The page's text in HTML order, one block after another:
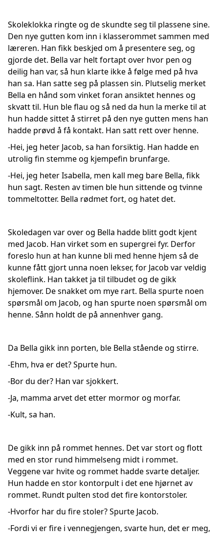
Skoleklokka ringte og de skundte seg til plassene sine.
Den nye gutten kom inn i klasserommet sammen med
læreren. Han fikk beskjed om å presentere seg, og
gjorde det. Bella var helt fortapt over hvor pen og
deilig han var, så hun klarte ikke å følge med på hva
han sa. Han satte seg på plassen sin. Plutselig merket
Bella en hånd som vinket foran ansiktet hennes og
skvatt til. Hun ble flau og så ned da hun la merke til at
hun hadde sittet å stirret på den nye gutten mens han
hadde prøvd å få kontakt. Han satt rett over henne.
-Hei, jeg heter Jacob, sa han forsiktig. Han hadde en
utrolig fin stemme og kjempefin brunfarge.
-Hei, jeg heter Isabella, men kall meg bare Bella, fikk
hun sagt. Resten av timen ble hun sittende og tvinne
tommeltotter. Bella rødmet fort, og hatet det.
Skoledagen var over og Bella hadde blitt godt kjent
med Jacob. Han virket som en supergrei fyr. Derfor
foreslo hun at han kunne bli med henne hjem så de
kunne fått gjort unna noen lekser, for Jacob var veldig
skoleflink. Han takket ja til tilbudet og de gikk
hjemover. De snakket om mye rart. Bella spurte noen
spørsmål om Jacob, og han spurte noen spørsmål om
henne. Sånn holdt de på annenhver gang.
Da Bella gikk inn porten, ble Bella stående og stirre.
-Ehm, hva er det? Spurte hun.
-Bor du der? Han var sjokkert.
-Ja, mamma arvet det etter mormor og morfar.
-Kult, sa han.
De gikk inn på rommet hennes. Det var stort og flott
med en stor rund himmelseng midt i rommet.
Veggene var hvite og rommet hadde svarte detaljer.
Hun hadde en stor kontorpult i det ene hjørnet av
rommet. Rundt pulten stod det fire kontorstoler.
-Hvorfor har du fire stoler? Spurte Jacob.
-Fordi vi er fire i vennegjengen, svarte hun, det er meg,